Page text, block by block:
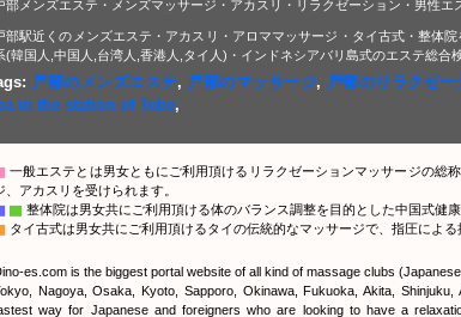
部メンズエステ・メンズマッサージ・アカスリ・リラクゼーション・男性エ
部駅近くのメンズエステ・アカスリ・アロママッサージ・タイ古式・整体
(韓国人,中国人,台湾人,香港人,タイ人)・インドネシアバリ島式のエステ総合
戸部のメンズエステ, 戸部のマッサージ, 戸部のリラクゼー
in the station of Tobe,
一般エステとは男女ともにご利用頂けるリラクゼーションマッサージの総
、アカスリを受けられます。
▇ 整体院は男女共にご利用頂ける体のバランス調整を目的とした中国式健康
タイ古式は男女共にご利用頂けるタイの伝統的なマッサージで、指圧によ
es.com is the biggest portal website of all kind of massage clubs
Nagoya, Osaka, Kyoto, Sapporo, Okinawa, Fukuoka, Akita,
way for Japanese and foreigners who are looking to have a